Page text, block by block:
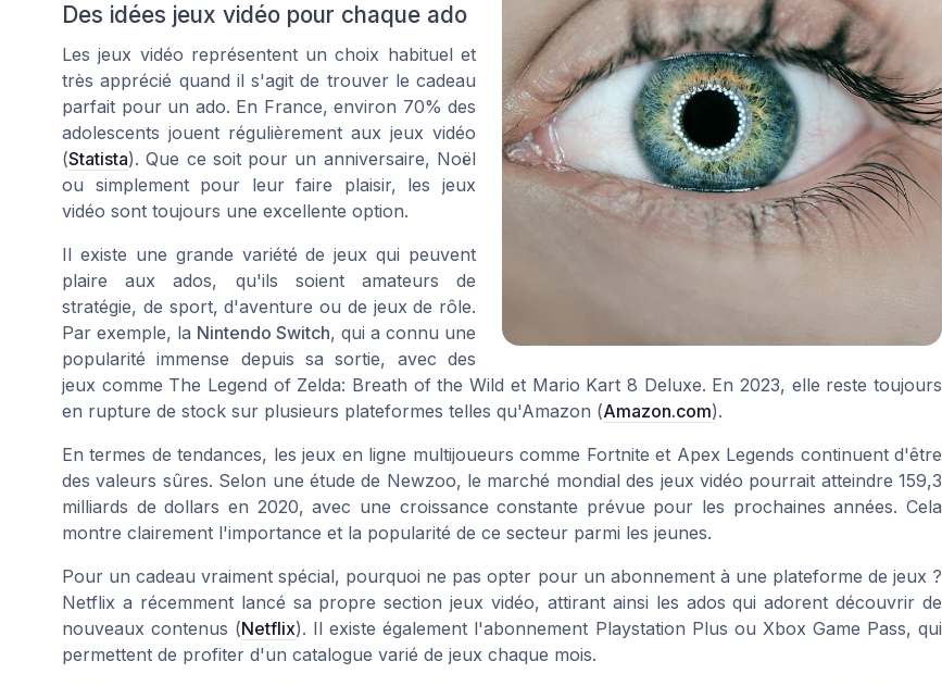
Des idées jeux vidéo pour chaque ado
Les jeux vidéo représentent un choix habituel et
très apprécié quand il s'agit de trouver le cadeau
parfait pour un ado. En France, environ 70% des
adolescents jouent régulièrement aux jeux vidéo
(Statista). Que ce soit pour un anniversaire, Noël
ou simplement pour leur faire plaisir, les jeux
vidéo sont toujours une excellente option.
Il existe une grande variété de jeux qui peuvent
plaire aux ados, qu'ils soient amateurs de
stratégie, de sport, d'aventure ou de jeux de rôle.
Par exemple, la Nintendo Switch, qui a connu une
popularité immense depuis sa sortie, avec des
jeux comme The Legend of Zelda: Breath of the Wild et Mario Kart 8 Deluxe. En 2023, elle reste toujours
en rupture de stock sur plusieurs plateformes telles qu'Amazon (Amazon.com).
En termes de tendances, les jeux en ligne multijoueurs comme Fortnite et Apex Legends continuent d'être
des valeurs sûres. Selon une étude de Newzoo, le marché mondial des jeux vidéo pourrait atteindre 159,3
milliards de dollars en 2020, avec une croissance constante prévue pour les prochaines années. Cela
montre clairement l'importance et la popularité de ce secteur parmi les jeunes.
Pour un cadeau vraiment spécial, pourquoi ne pas opter pour un abonnement à une plateforme de jeux ?
Netflix a récemment lancé sa propre section jeux vidéo, attirant ainsi les ados qui adorent découvrir de
nouveaux contenus (Netflix). Il existe également l'abonnement Playstation Plus ou Xbox Game Pass, qui
permettent de profiter d'un catalogue varié de jeux chaque mois.